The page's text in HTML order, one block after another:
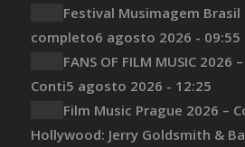
Festival Musimagem Brasil
completo6 agosto 2026 - 09:55
FANS OF FILM MUSIC 2026
Conti5 agosto 2026 - 12:25
Film Music Prague 2026 –
Hollywood: Jerry Goldsmith &